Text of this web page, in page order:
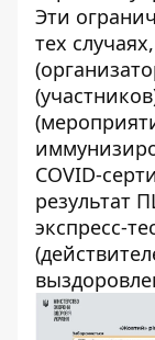
Эти
тех
COVID-
результат
экспресс-